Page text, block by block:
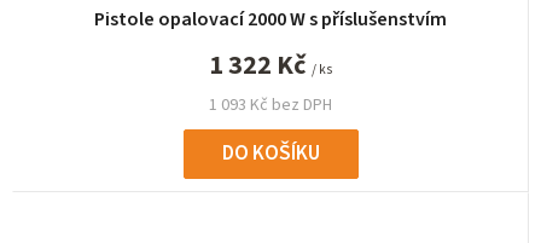
Pistole opalovací 2000 W s příslušenstvím
1 093 Kč bez DPH
1 322 Kč / ks
DO KOŠÍKU